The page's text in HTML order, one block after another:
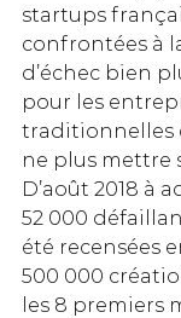
startups
confrontées à
d’échec bien
pour les
traditionnelles
ne plus mettre
D’août 2018 à
52 000
été recensées
500 000
les 8 premiers